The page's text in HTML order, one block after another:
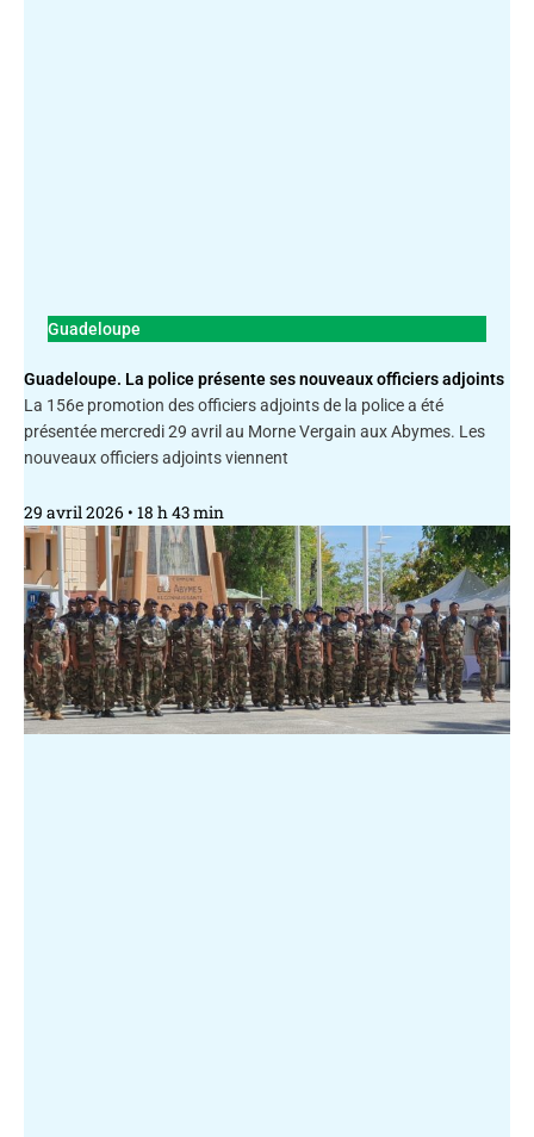
Guadeloupe
Guadeloupe. La police présente ses nouveaux officiers adjoints
La 156e promotion des officiers adjoints de la police a été
présentée mercredi 29 avril au Morne Vergain aux Abymes. Les
nouveaux officiers adjoints viennent
29 avril 2026 18 h 43 min